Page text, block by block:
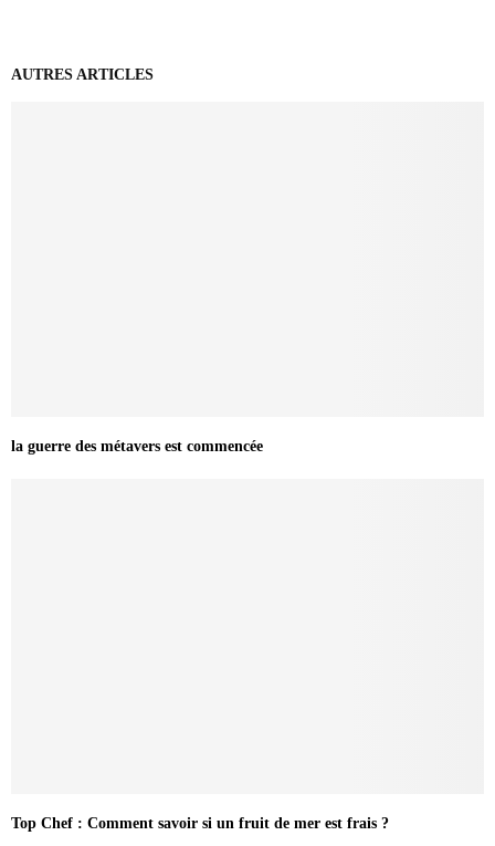
AUTRES ARTICLES
la guerre des métavers est commencée
Top Chef : Comment savoir si un fruit de mer est frais ?